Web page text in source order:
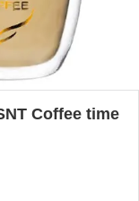
Coffee time